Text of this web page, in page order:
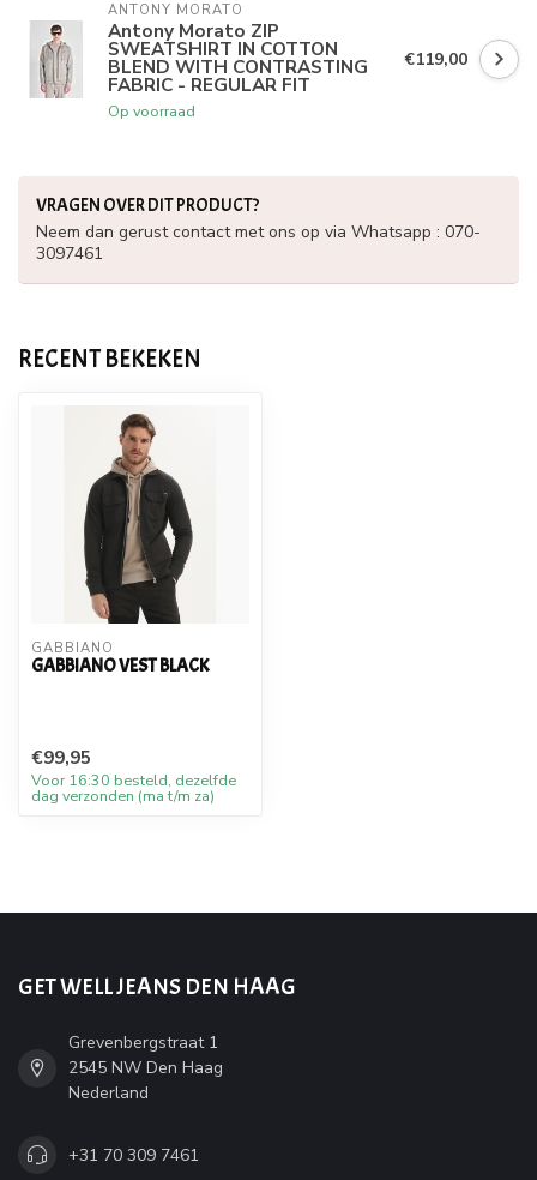
ANTONY MORATO
Antony Morato ZIP
SWEATSHIRT IN COTTON
BLEND WITH CONTRASTING
FABRIC - REGULAR FIT
Op voorraad
€119,00
VRAGEN OVER DIT PRODUCT?
Neem dan gerust contact met ons op via Whatsapp : 070-
3097461
RECENT BEKEKEN
GABBIANO
GABBIANO VEST BLACK
€99,95
Voor 16:30 besteld, dezelfde
dag verzonden (ma t/m za)
GET WELL JEANS DEN HAAG
Grevenbergstraat 1
2545 NW Den Haag
Nederland
+31 70 309 7461